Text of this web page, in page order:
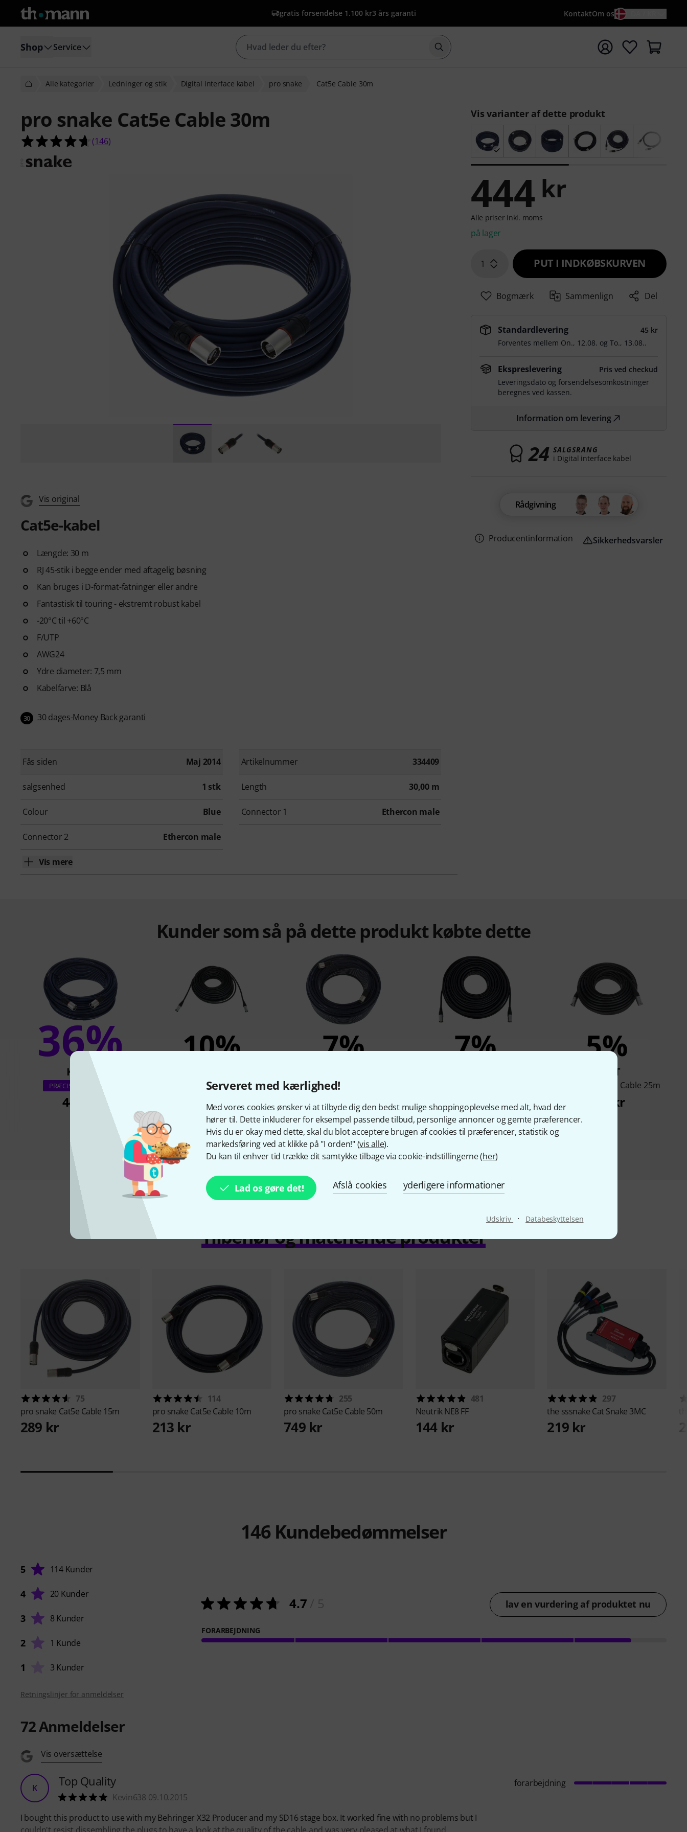
Serveret med kærlighed!
Med vores cookies ønsker vi at tilbyde dig den bedst mulige shoppingoplevelse med alt, hvad der
hører til. Dette inkluderer for eksempel passende tilbud, personlige annoncer og gemte præferencer.
Hvis du er okay med dette, skal du blot acceptere brugen af cookies til præferencer, statistik og
markedsføring ved at klikke på "I orden!" (vis alle).
Du kan til enhver tid trække dit samtykke tilbage via cookie-indstillingerne (her)
Lad os gøre det! Afslå cookies yderligere informationer
Udskriv · Databeskyttelsen
gratis forsendelse 1.100 kr3 års garanti KontaktOm os
Shop Service Start søgning med søgeord {searchTerm}
Alle kategorier Ledninger og stik Digital interface kabel pro snake Cat5e Cable 30m
pro snake Cat5e Cable 30m
4.7 ud af 5 stjerner fra 146 kundebedømmelser
(146)
Vis original
Cat5e-kabel
Længde: 30 m
RJ 45-stik i begge ender med aftagelig bøsning
Kan bruges i D-format-fatninger eller andre
Fantastisk til touring - ekstremt robust kabel
-20°C til +60°C
F/UTP
AWG24
Ydre diameter: 7,5 mm
Kabelfarve: Blå
30 30 dages-Money Back garanti
Fås siden Maj 2014 Artikelnummer 334409
salgsenhed 1 stk Length 30,00 m
Colour Blue Connector 1 Ethercon male
Connector 2 Ethercon male
Vis mere
Vis varianter af dette produkt
444 kr
Alle priser inkl. moms
på lager
1 PUT I INDKØBSKURVEN
Bogmærk Sammenlign Del
Standardlevering
45 kr
Forventes mellem On., 12.08. ogTo., 13.08..
Ekspreslevering
Pris ved checkud
Leveringsdato og forsendelsesomkostninger
beregnes ved kassen.
Information om levering
24 SALGSRANG
i Digital interface kabel
Rådgivning
Producentinformation Sikkerhedsvarsler
Kunder som så på dette produkt købte dette
36%
KØBT
PRÆCIS DENNE VARE
444 kr
10%
pro snake CAT6E Cable 30m
439 kr
7%
pro snake Cat5e Cable 50m
749 kr
7%
677 kr
5%
KØBT
pro snake CAT6E Cable 25m
244 kr
Sammenlign
Tilbehør og matchende produkter
75
pro snake Cat5e Cable 15m
289 kr
114
pro snake Cat5e Cable 10m
213 kr
255
pro snake Cat5e Cable 50m
749 kr
481
NeutrikNE8 FF
144 kr
297
the sssnake Cat Snake 3MC
219 kr
146Kundebedømmelser
5 114 Kunder
4 20 Kunder
3 8 Kunder
2 1 Kunde
1 3 Kunder
4.7 lav en vurdering af produktet nu
FORARBEJDNING
Retningslinjer for anmeldelser
72Anmeldelser
Vis oversættelse
K Top Quality
Kevin638 09.10.2015
I bought this product to use with my Behringer X32 Producer and my SD16 stage box. It worked fine with no problems but I
forarbejdning